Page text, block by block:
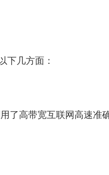
下几方面：
了高带宽互联网高速准